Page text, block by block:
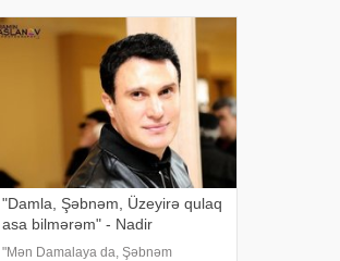
başladıq" verilişind
"Damla, Şəbnəm, Üzeyirə qulaq
asa bilmərəm" - Nadir
"Mən Damalaya da, Şəbnəm